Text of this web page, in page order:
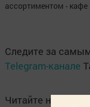
ассортиментом - кафе
Следите за
Telegram-канале
Читайте новости